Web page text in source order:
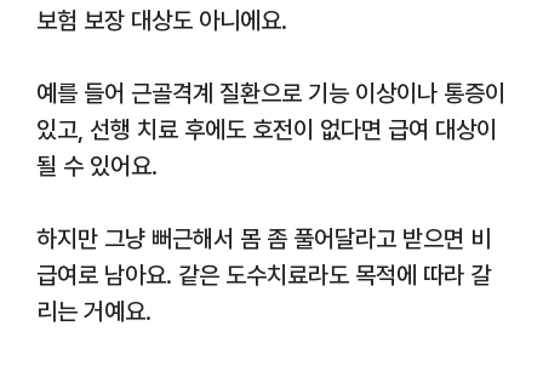
보험 보장 대상도 아니에요.
예를 들어 근골격계 질환으로 기능 이상이나 통증이
있고, 선행 치료 후에도 호전이 없다면 급여 대상이
될 수 있어요.
하지만 그냥 뻐근해서 몸 좀 풀어달라고 받으면 비
급여로 남아요. 같은 도수치료라도 목적에 따라 갈
리는 거예요.